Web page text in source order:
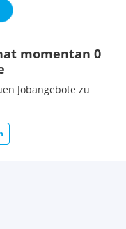
momentan 0
Jobangebote zu